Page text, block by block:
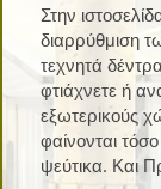
Στην
διαρρύθμιση
τεχνητά
φτιάχνετε ή
εξωτερικούς
φαίνονται
ψεύτικα. Και